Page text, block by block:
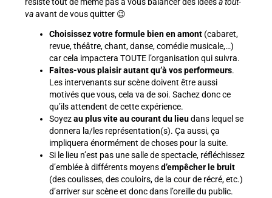
vaavant de vous quitter 😉
Choisissez votre formule bien en amont(cabaret,
revue, théâtre, chant, danse, comédie musicale,…)
car cela impactera TOUTE l’organisation qui suivra.
Faites-vous plaisir autant qu’à vos performeurs.
Les intervenants sur scène doivent être aussi
motivés que vous, cela va de soi. Sachez donc ce
qu’ils attendent de cette expérience.
Soyezau plus vite au courant du lieudans lequel se
donnera la/les représentation(s). Ça aussi, ça
impliquera énormément de choses pour la suite.
Si le lieu n’est pas une salle de spectacle, réfléchissez
d’emblée à différents moyensd’empêcher le bruit
(des coulisses, des couloirs, de la cour de récré, etc.)
d’arriver sur scène et donc dans l’oreille du public.